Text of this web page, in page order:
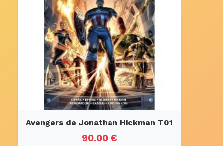
Avengers de Jonathan Hickman T01
90.00 €